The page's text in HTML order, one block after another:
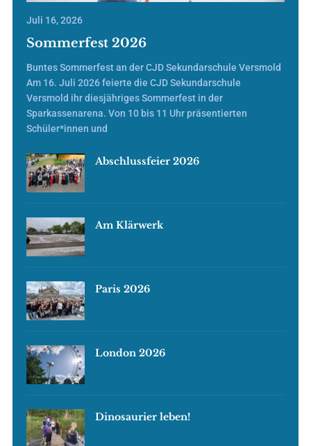
Juli 16, 2026
Sommerfest 2026
Buntes Sommerfest an der CJD Sekundarschule Versmold
Am 16. Juli 2026 feierte die CJD Sekundarschule
Versmold ihr diesjähriges Sommerfest in der
Sparkassenarena. Von 10 bis 11 Uhr präsentierten
Schüler*innen und
Abschlussfeier 2026
Am Klärwerk
Paris 2026
London 2026
Dinosaurier leben!